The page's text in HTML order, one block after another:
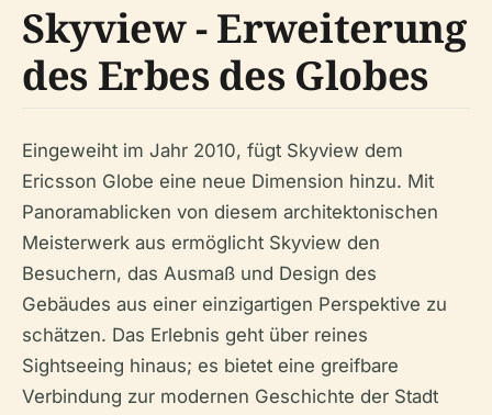
Skyview - Erweiterung
des Erbes des Globes
Eingeweiht im Jahr 2010, fügt Skyview dem
Ericsson Globe eine neue Dimension hinzu. Mit
Panoramablicken von diesem architektonischen
Meisterwerk aus ermöglicht Skyview den
Besuchern, das Ausmaß und Design des
Gebäudes aus einer einzigartigen Perspektive zu
schätzen. Das Erlebnis geht über reines
Sightseeing hinaus; es bietet eine greifbare
Verbindung zur modernen Geschichte der Stadt